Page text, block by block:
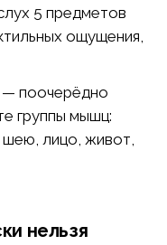
5 предметов
ощущения,
— поочерёдно
группы мышц:
шею, лицо, живот,
нельзя